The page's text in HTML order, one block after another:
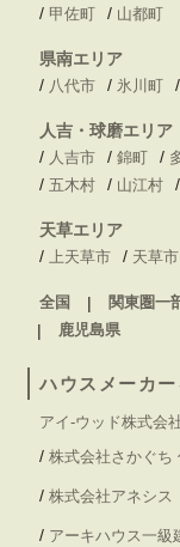
/ 甲佐町 / 山都町
県南エリア
/ 八代市 / 氷川町 /
人吉・球磨エリア
/ 人吉市 / 錦町 /
/ 五木村 / 山江村 /
天草エリア
/ 上天草市 / 天草市
全国 関東圏一
鹿児島県
ハウスメーカ
アイ-ウッド株式会
/ 株式会社さかぐち
/ 株式会社アネシス
/ アーキハウス一